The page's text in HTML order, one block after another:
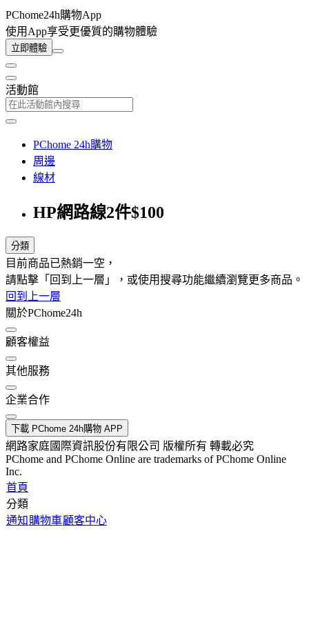
PChome24h購物App
使用App享受更優質的購物體驗
立即體驗
活動館
PChome 24h購物
周邊
線材
HP網路線2件$100
分類
目前商品已熱銷一空，
請點擊「回到上一層」，或使用搜尋功能繼續瀏覽更多商品。
回到上一層
關於PChome24h
顧客權益
其他服務
企業合作
下載 PChome 24h購物 APP
網路家庭國際資訊股份有限公司 版權所有 轉載必究
PChome and PChome Online are trademarks of PChome Online
Inc.
首頁
分類
通知 購物車顧客中心